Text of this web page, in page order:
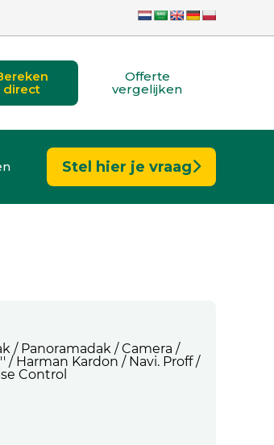
direct
Offerte
vergelijken
Stel hier je vraag
/ Panoramadak / Camera /
/ Harman Kardon / Navi. Proff /
Control